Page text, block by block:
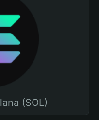
(SOL)